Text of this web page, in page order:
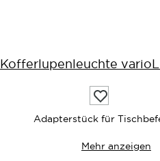
Kofferlupenleuchte
Auf
die
Wunschliste
Adapterstück für
Mehr anzeigen